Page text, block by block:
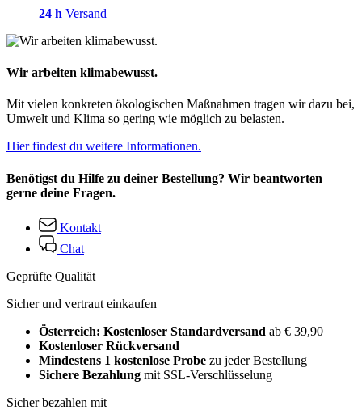
24 h Versand
Wir arbeiten klimabewusst.
Mit vielen konkreten ökologischen Maßnahmen tragen wir dazu bei,
Umwelt und Klima so gering wie möglich zu belasten.
Hier findest du weitere Informationen.
Benötigst du Hilfe zu deiner Bestellung? Wir beantworten
gerne deine Fragen.
Kontakt
Chat
Geprüfte Qualität
Sicher und vertraut einkaufen
Österreich: Kostenloser Standardversand ab € 39,90
Kostenloser Rückversand
Mindestens 1 kostenlose Probe zu jeder Bestellung
Sichere Bezahlung mit SSL-Verschlüsselung
Sicher bezahlen mit